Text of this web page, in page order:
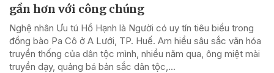
gần hơn với công chúng
Nghệ nhân Ưu tú Hồ Hạnh là Người có uy tín tiêu biểu trong
đồng bào Pa Cô ở A Lưới, TP. Huế. Am hiểu sâu sắc văn hóa
truyền thống của dân tộc mình, nhiều năm qua, ông miệt mài
truyền dạy, quảng bá bản sắc dân tộc,...